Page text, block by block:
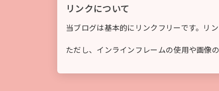
リンクについて
当ブログは基本的にリンクフリーです。リ
ただし、インラインフレームの使用や画像